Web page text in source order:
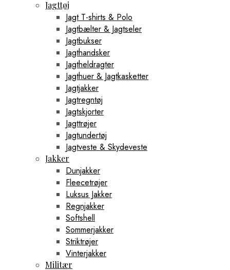
Jagttøj
Jagt T-shirts & Polo
Jagtbælter & Jagtseler
Jagtbukser
Jagthandsker
Jagtheldragter
Jagthuer & Jagtkasketter
Jagtjakker
Jagtregntøj
Jagtskjorter
Jagttrøjer
Jagtundertøj
Jagtveste & Skydeveste
Jakker
Dunjakker
Fleecetrøjer
Luksus Jakker
Regnjakker
Softshell
Sommerjakker
Striktrøjer
Vinterjakker
Militær